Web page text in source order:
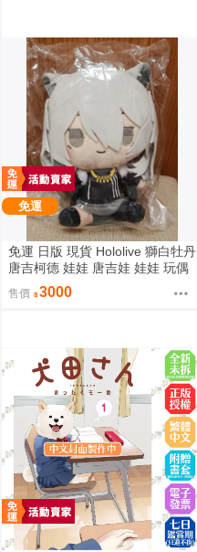
免運
免運 日版 現貨 Hololive 獅白牡丹
唐吉柯德 娃娃 唐吉娃 娃娃 玩偶
ドン・キホーテ もちどる 獅白ぼ
たん
售價 3000